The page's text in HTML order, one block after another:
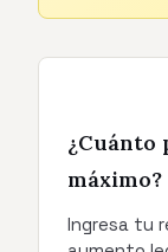
¿Cuánto
máximo?
Ingresa tu